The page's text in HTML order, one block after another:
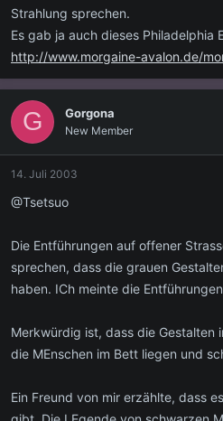
Strahlung sprechen.
Es gab ja auch dieses Philadelphia
http://www.morgaine-avalon.de/
G Gorgona
New Member
14. Juli 2003
@Tsetsuo
Die Entführungen auf offener
sprechen, dass die grauen
haben. ICh meinte die
Merkwürdig ist, dass die Gestalten
die MEnschen im Bett liegen und
Ein Freund von mir erzählte, dass